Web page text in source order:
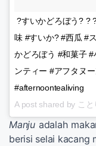
?すいかどろぼう? ?
味 #すいか? #西瓜 #
かどろぼう #和菓子
ンティー #アフタヌ
#afternoontealiving
A post shared by こ
Manjuadalah
berisi selai kacang